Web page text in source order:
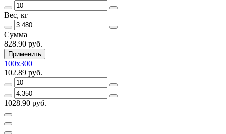
Вес, кг
Сумма
828.90 руб.
Применить
100х300
102.89 руб.
1028.90 руб.